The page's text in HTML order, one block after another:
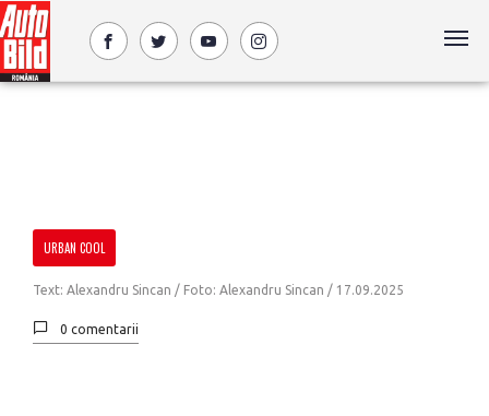
URBAN COOL
Text: Alexandru Sincan / Foto: Alexandru Sincan / 17.09.2025
0 comentarii